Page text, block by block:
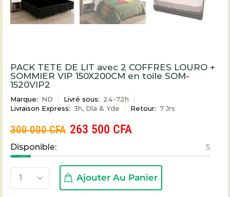
PACK TETE DE LIT avec 2 COFFRES LOURO +
SOMMIER VIP 150X200CM en toile SOM-
1520VIP2
Marque: ND Livré sous: 24-72h
Livraison Express: 3h, Dla & Yde Retour: 7 Jrs
300 000CFA 263 500 CFA
Disponible: 5
Ajouter Au Panier